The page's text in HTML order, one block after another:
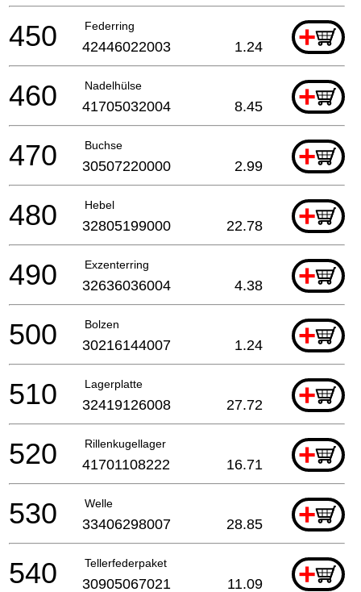
Federring +
450 42446022003 1.24
Nadelhülse +
460 41705032004 8.45
Buchse +
470 30507220000 2.99
Hebel +
480 32805199000 22.78
Exzenterring +
490 32636036004 4.38
Bolzen +
500 30216144007 1.24
Lagerplatte +
510 32419126008 27.72
Rillenkugellager +
520 41701108222 16.71
Welle +
530 33406298007 28.85
Tellerfederpaket +
540 30905067021 11.09